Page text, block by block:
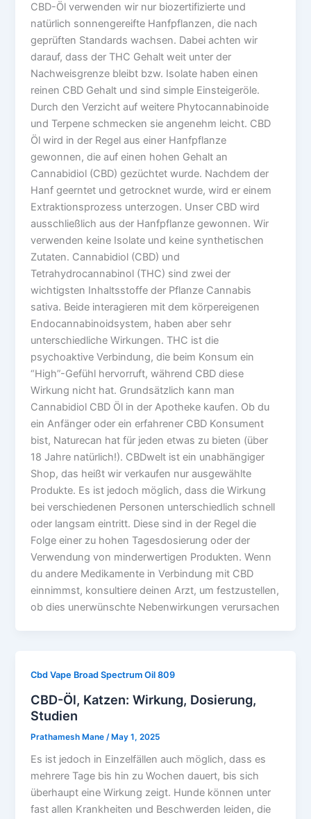
CBD-Öl verwenden wir nur biozertifizierte und
natürlich sonnengereifte Hanfpflanzen, die nach
geprüften Standards wachsen. Dabei achten wir
darauf, dass der THC Gehalt weit unter der
Nachweisgrenze bleibt bzw. Isolate haben einen
reinen CBD Gehalt und sind simple Einsteigeröle.
Durch den Verzicht auf weitere Phytocannabinoide
und Terpene schmecken sie angenehm leicht. CBD
Öl wird in der Regel aus einer Hanfpflanze
gewonnen, die auf einen hohen Gehalt an
Cannabidiol (CBD) gezüchtet wurde. Nachdem der
Hanf geerntet und getrocknet wurde, wird er einem
Extraktionsprozess unterzogen. Unser CBD wird
ausschließlich aus der Hanfpflanze gewonnen. Wir
verwenden keine Isolate und keine synthetischen
Zutaten. Cannabidiol (CBD) und
Tetrahydrocannabinol (THC) sind zwei der
wichtigsten Inhaltsstoffe der Pflanze Cannabis
sativa. Beide interagieren mit dem körpereigenen
Endocannabinoidsystem, haben aber sehr
unterschiedliche Wirkungen. THC ist die
psychoaktive Verbindung, die beim Konsum ein
“High”-Gefühl hervorruft, während CBD diese
Wirkung nicht hat. Grundsätzlich kann man
Cannabidiol CBD Öl in der Apotheke kaufen. Ob du
ein Anfänger oder ein erfahrener CBD Konsument
bist, Naturecan hat für jeden etwas zu bieten (über
18 Jahre natürlich!). CBDwelt ist ein unabhängiger
Shop, das heißt wir verkaufen nur ausgewählte
Produkte. Es ist jedoch möglich, dass die Wirkung
bei verschiedenen Personen unterschiedlich schnell
oder langsam eintritt. Diese sind in der Regel die
Folge einer zu hohen Tagesdosierung oder der
Verwendung von minderwertigen Produkten. Wenn
du andere Medikamente in Verbindung mit CBD
einnimmst, konsultiere deinen Arzt, um festzustellen,
ob dies unerwünschte Nebenwirkungen verursachen
Cbd Vape Broad Spectrum Oil 809
CBD-Öl, Katzen: Wirkung, Dosierung,
Studien
Prathamesh Mane /May 1, 2025
Es ist jedoch in Einzelfällen auch möglich, dass es
mehrere Tage bis hin zu Wochen dauert, bis sich
überhaupt eine Wirkung zeigt. Hunde können unter
fast allen Krankheiten und Beschwerden leiden, die